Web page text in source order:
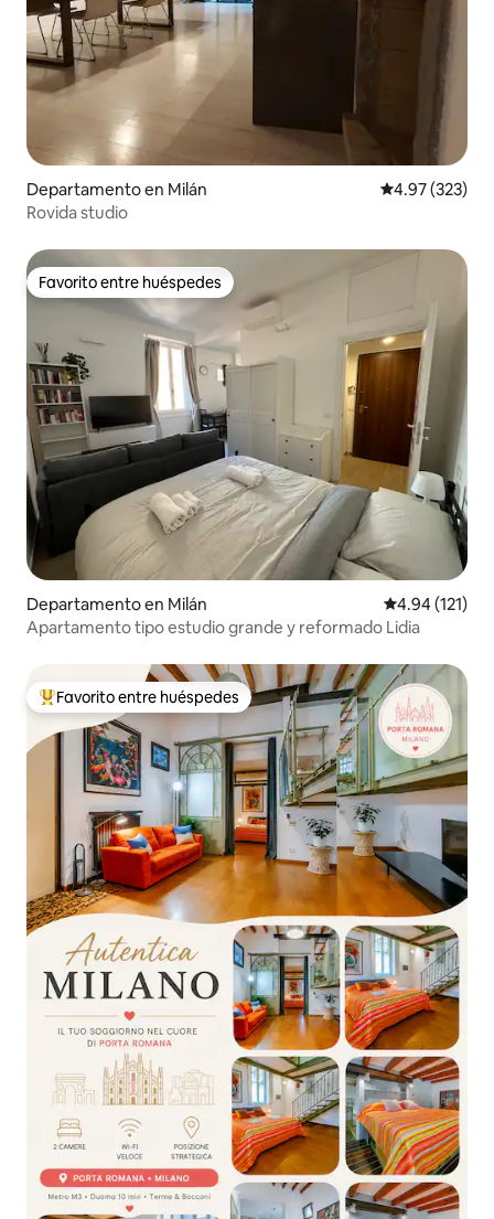
Departamento en Milán Calificación
4.97 (323)
Rovida studio
Favorito entre huéspedes
Favorito entre huéspedes
Departamento en Milán Calificación
4.94 (121)
Apartamento tipo estudio grande y reformado Lidia
De los mejores en Favorito entre huéspedes
Favorito entre huéspedes